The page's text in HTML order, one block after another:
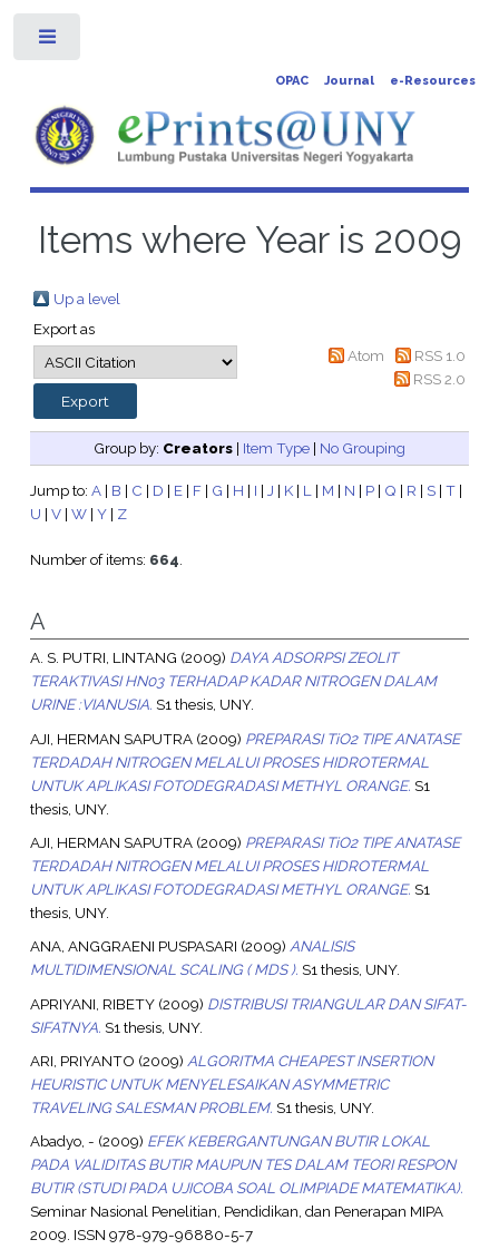
OPAC Journal e-Resources
Items where Year is 2009
Up a level
Export as
Atom
RSS 1.0
RSS 2.0
Group by: Creators | Item Type | No Grouping
Jump to: A| B | C | D | E| F| G | H | I | J | K| L| M | N | P| Q | R | S| T|
U | V| W| Y| Z
Number of items: 664.
A
A. S. PUTRI, LINTANG (2009) DAYA ADSORPSI ZEOLIT
TERAKTIVASI HN03 TERHADAP KADAR NITROGEN DALAM
URINE :VIANUSIA. S1 thesis, UNY.
AJI, HERMAN SAPUTRA(2009) PREPARASI TiO2 TIPE ANATASE
TERDADAH NITROGEN MELALUI PROSES HIDROTERMAL
UNTUK APLIKASI FOTODEGRADASI METHYL ORANGE. S1
thesis, UNY.
AJI, HERMAN SAPUTRA(2009) PREPARASI TiO2 TIPE ANATASE
TERDADAH NITROGEN MELALUI PROSES HIDROTERMAL
UNTUK APLIKASI FOTODEGRADASI METHYL ORANGE. S1
thesis, UNY.
ANA, ANGGRAENI PUSPASARI (2009) ANALISIS
MULTIDIMENSIONAL SCALING ( MDS ). S1 thesis, UNY.
APRIYANI, RIBETY(2009) DISTRIBUSI TRIANGULAR DAN SIFAT-
SIFATNYA. S1 thesis, UNY.
ARI, PRIYANTO (2009) ALGORITMA CHEAPEST INSERTION
HEURISTIC UNTUK MENYELESAIKAN ASYMMETRIC
TRAVELING SALESMAN PROBLEM. S1 thesis, UNY.
Abadyo, - (2009) EFEK KEBERGANTUNGAN BUTIR LOKAL
PADA VALIDITAS BUTIR MAUPUN TES DALAM TEORI RESPON
BUTIR (STUDI PADA UJICOBA SOAL OLIMPIADE MATEMATIKA).
Seminar Nasional Penelitian, Pendidikan, dan Penerapan MIPA
2009. ISSN 978-979-96880-5-7